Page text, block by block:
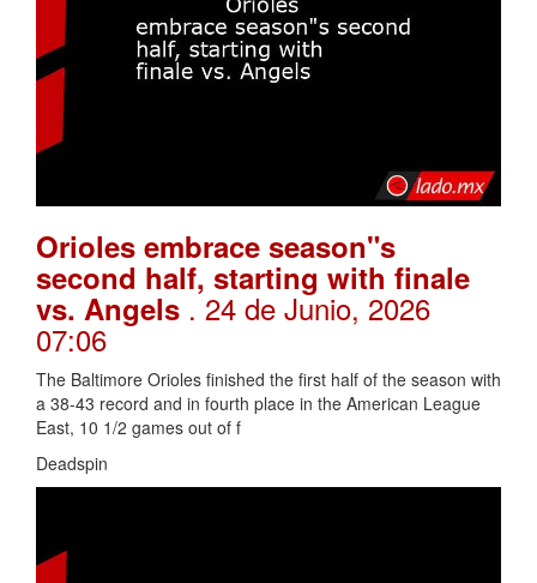
Orioles embrace season"s
second half, starting with finale
vs. Angels . 24 de Junio, 2026
07:06
The Baltimore Orioles finished the first half of the season with
a 38-43 record and in fourth place in the American League
East, 10 1/2 games out of f
Deadspin